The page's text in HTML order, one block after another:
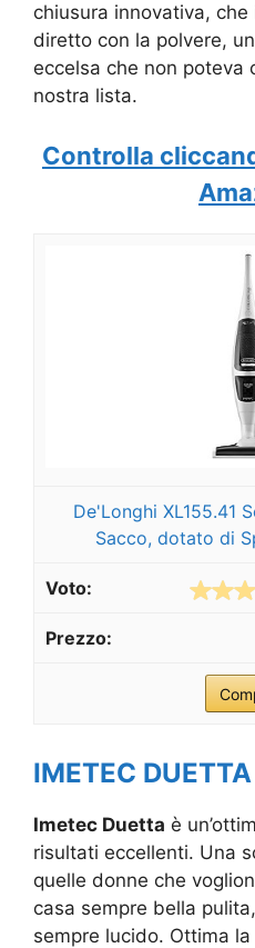
chiusura innovativa,
diretto con la polvere,
eccelsa che non poteva
nostra lista.
Controlla
De'Longhi XL155.41
Sacco, dotato di
IMETEC DUETTA
Imetec Duetta è
risultati eccellenti. Una
quelle donne che
casa sempre bella
sempre lucido. Ottima la